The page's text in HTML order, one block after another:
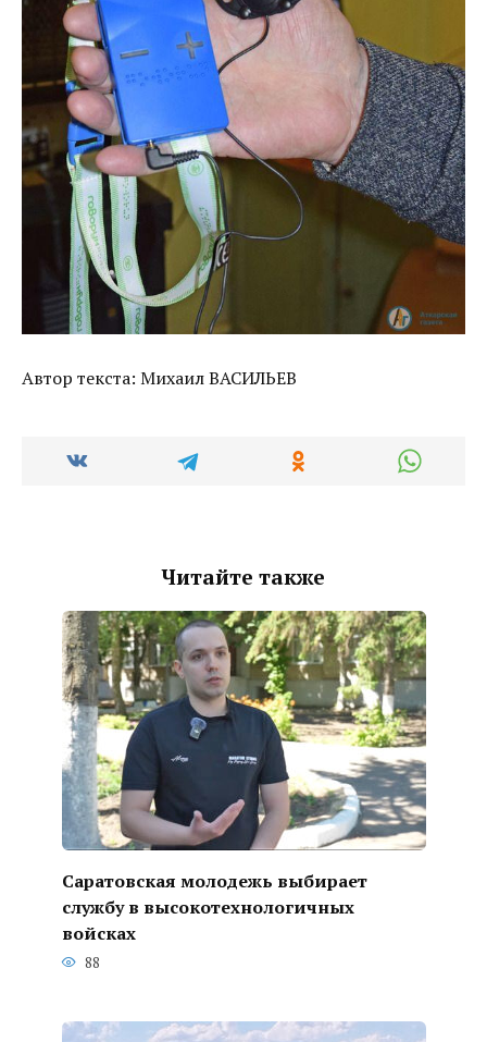
Автор текста: Михаил ВАСИЛЬЕВ
Читайте также
Саратовская молодежь выбирает
службу в высокотехнологичных
войсках
88